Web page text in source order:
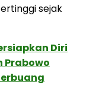
sejak
Diri
Prabowo